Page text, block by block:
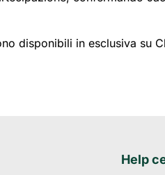
disponibili in esclusiva su
Help